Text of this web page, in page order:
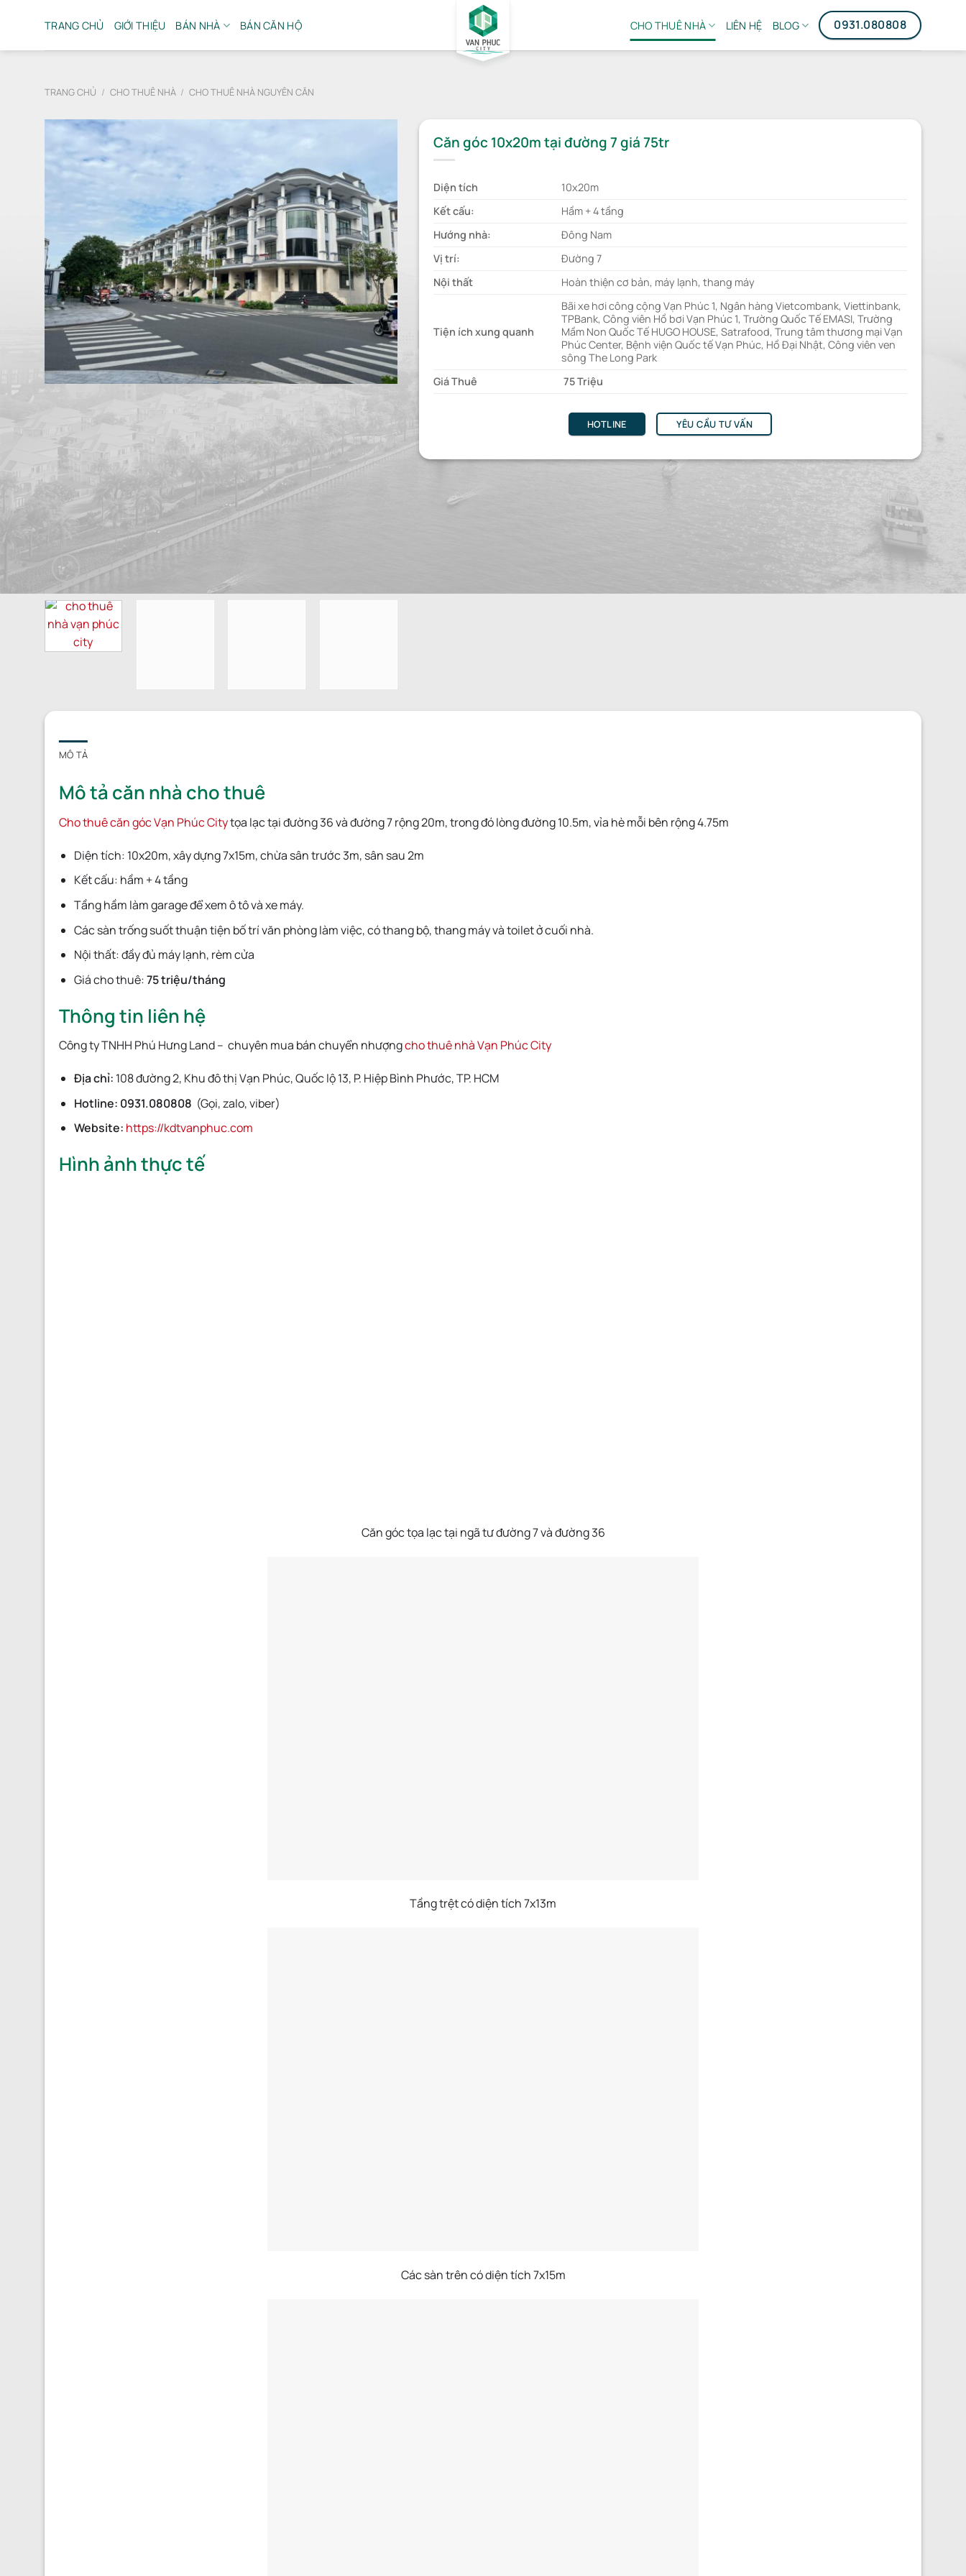
TRANG CHỦ GIỚI THIỆU BÁN NHÀ BÁN CĂN HỘ CHO THUÊ NHÀ LIÊN HỆ BLOG 0931.080808
TRANG CHỦ / CHO THUÊ NHÀ / CHO THUÊ NHÀ NGUYÊN CĂN
Căn góc 10x20m tại đường 7 giá 75tr
Diện tích
10x20m
Kết cấu:
Hầm + 4 tầng
Hướng nhà:
Đông Nam
Vị trí:
Đường 7
Nội thất
Hoàn thiện cơ bản, máy lạnh, thang máy
Tiện ích xung quanh
Bãi xe hơi công cộng Vạn Phúc 1, Ngân hàng Vietcombank, Viettinbank,
TPBank, Công viên Hồ bơi Vạn Phúc 1, Trường Quốc Tế EMASI, Trường
Mầm Non Quốc Tế HUGO HOUSE, Satrafood, Trung tâm thương mại Vạn
Phúc Center, Bệnh viện Quốc tế Vạn Phúc, Hồ Đại Nhật, Công viên ven
sông The Long Park
Giá Thuê
75 Triệu
HOTLINE YÊU CẦU TƯ VẤN
MÔ TẢ
Mô tả căn nhà cho thuê
Cho thuê căn góc Vạn Phúc Citytọa lạc tại đường 36 và đường 7 rộng 20m, trong đó lòng đường 10.5m, vỉa hè mỗi bên rộng 4.75m
Diện tích: 10x20m, xây dựng 7x15m, chừa sân trước 3m, sân sau 2m
Kết cấu: hầm + 4 tầng
Tầng hầm làm garage để xem ô tô và xe máy.
Các sàn trống suốt thuận tiện bố trí văn phòng làm việc, có thang bộ, thang máy và toilet ở cuối nhà.
Nội thất: đầy đủ máy lạnh, rèm cửa
Giá cho thuê:75triệu/tháng
Thông tin liên hệ
Công ty TNHH Phú Hưng Land – chuyên mua bán chuyển nhượngcho thuê nhà Vạn Phúc City
Địa chỉ: 108 đường 2, Khu đô thị Vạn Phúc, Quốc lộ 13, P. Hiệp Bình Phước, TP. HCM
Hotline: 0931.080808 (Gọi, zalo, viber)
Website: https://kdtvanphuc.com
Hình ảnh thực tế
Căn góc tọa lạc tại ngã tư đường 7 và đường 36
Tầng trệt có diện tích 7x13m
Các sàn trên có diện tích 7x15m